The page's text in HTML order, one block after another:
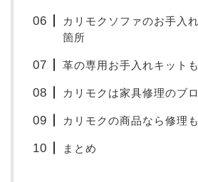
カリモクソファのお手入
箇所
革の専用お手入れキット
カリモクは家具修理のブ
カリモクの商品なら修理
まとめ